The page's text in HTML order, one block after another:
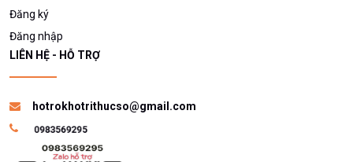
Đăng ký
Đăng nhập
LIÊN HỆ - HỖ TRỢ
hotrokhotrithucso@gmail.com